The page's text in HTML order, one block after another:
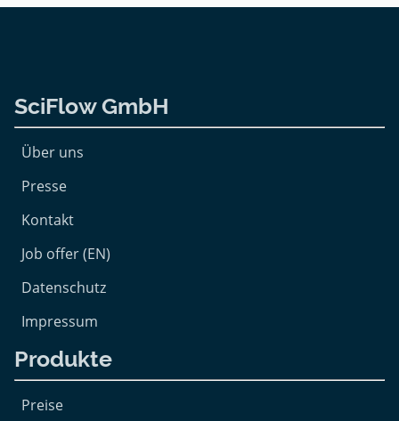
SciFlow GmbH
Über uns
Presse
Kontakt
Job offer (EN)
Datenschutz
Impressum
Produkte
Preise